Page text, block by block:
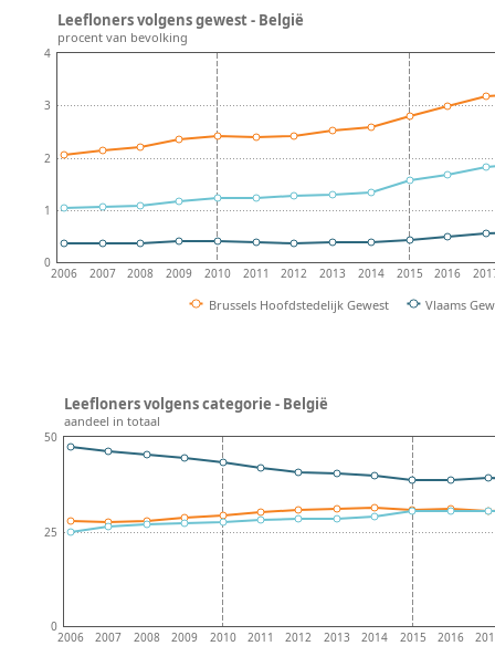
2006 2007 2008 2009 2010 2011 2012 2013 2014 2015 2016
0
1
2
3
4
Brussels Hoofdstedelijk Gewest Vlaams
Leefloners volgens gewest - België
procent van bevolking
2006 2007 2008 2009 2010 2011 2012 2013 2014 2015 2016
0
25
50
Leefloners volgens categorie - België
aandeel in totaal